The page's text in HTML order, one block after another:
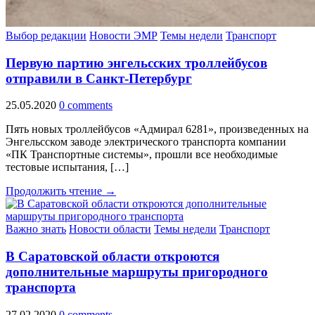
Выбор редакции Новости ЭМР Темы недели Транспорт
Первую партию энгельсских троллейбусов
отправили в Санкт-Петербург
25.05.2020 0 comments
Пять новых троллейбусов «Адмирал 6281», произведенных на
Энгельсском заводе электрического транспорта компании
«ПК Транспортные системы», прошли все необходимые
тестовые испытания, […]
Продолжить чтение →
Важно знать Новости области Темы недели Транспорт
В Саратовской области откроются
дополнительные маршруты пригородного
транспорта